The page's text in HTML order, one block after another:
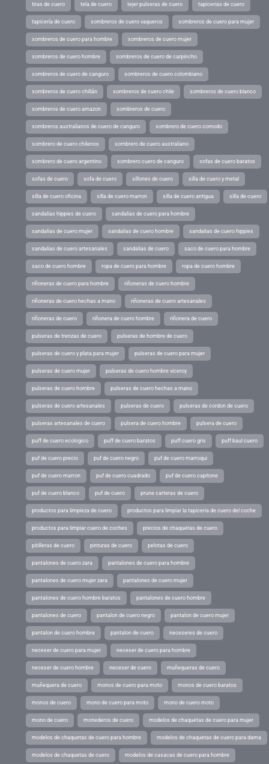
tiras de cuero tela de cuero tejer pulseras de cuero tapicerias de cuero
tapicería de cuero sombreros de cuero vaqueros sombreros de cuero para mujer
sombreros de cuero para hombre sombreros de cuero mujer
sombreros de cuero hombre sombreros de cuero de carpincho
sombreros de cuero de canguro sombreros de cuero colombiano
sombreros de cuero chillán sombreros de cuero chile sombreros de cuero blanco
sombreros de cuero amazon sombreros de cuero
sombreros australianos de cuero de canguro sombrero de cuero comodo
sombrero de cuero chilenos sombrero de cuero australiano
sombrero de cuero argentino sombrero cuero de canguro sofas de cuero baratos
sofas de cuero sofa de cuero sillones de cuero silla de cuero y metal
silla de cuero oficina silla de cuero marron silla de cuero antigua silla de cuero
sandalias hippies de cuero sandalias de cuero para hombre
sandalias de cuero mujer sandalias de cuero hombre sandalias de cuero hippies
sandalias de cuero artesanales sandalias de cuero saco de cuero para hombre
saco de cuero hombre ropa de cuero para hombre ropa de cuero hombre
riñoneras de cuero para hombre riñoneras de cuero hombre
riñoneras de cuero hechas a mano riñoneras de cuero artesanales
riñoneras de cuero riñonera de cuero hombre riñonera de cuero
pulseras de trenzas de cuero pulseras de hombre de cuero
pulseras de cuero y plata para mujer pulseras de cuero para mujer
pulseras de cuero mujer pulseras de cuero hombre viceroy
pulseras de cuero hombre pulseras de cuero hechas a mano
pulseras de cuero artesanales pulseras de cuero pulseras de cordon de cuero
pulseras artesanales de cuero pulsera de cuero hombre pulsera de cuero
puff de cuero ecologico puff de cuero baratos puff cuero gris puff baul cuero
puf de cuero precio puf de cuero negro puf de cuero marroqui
puf de cuero marron puf de cuero cuadrado puf de cuero capitone
puf de cuero blanco puf de cuero prune carteras de cuero
productos para limpieza de cuero productos para limpiar la tapiceria de cuero del coche
productos para limpiar cuero de coches precios de chaquetas de cuero
pitilleras de cuero pinturas de cuero pelotas de cuero
pantalones de cuero zara pantalones de cuero para hombre
pantalones de cuero mujer zara pantalones de cuero mujer
pantalones de cuero hombre baratos pantalones de cuero hombre
pantalones de cuero pantalon de cuero negro pantalon de cuero mujer
pantalon de cuero hombre pantalon de cuero neceseres de cuero
neceser de cuero para mujer neceser de cuero para hombre
neceser de cuero hombre neceser de cuero muñequeras de cuero
muñequera de cuero monos de cuero para moto monos de cuero baratos
monos de cuero mono de cuero para moto mono de cuero moto
mono de cuero monederos de cuero modelos de chaquetas de cuero para mujer
modelos de chaquetas de cuero para hombre modelos de chaquetas de cuero para dama
modelos de chaquetas de cuero modelos de casacas de cuero para hombre